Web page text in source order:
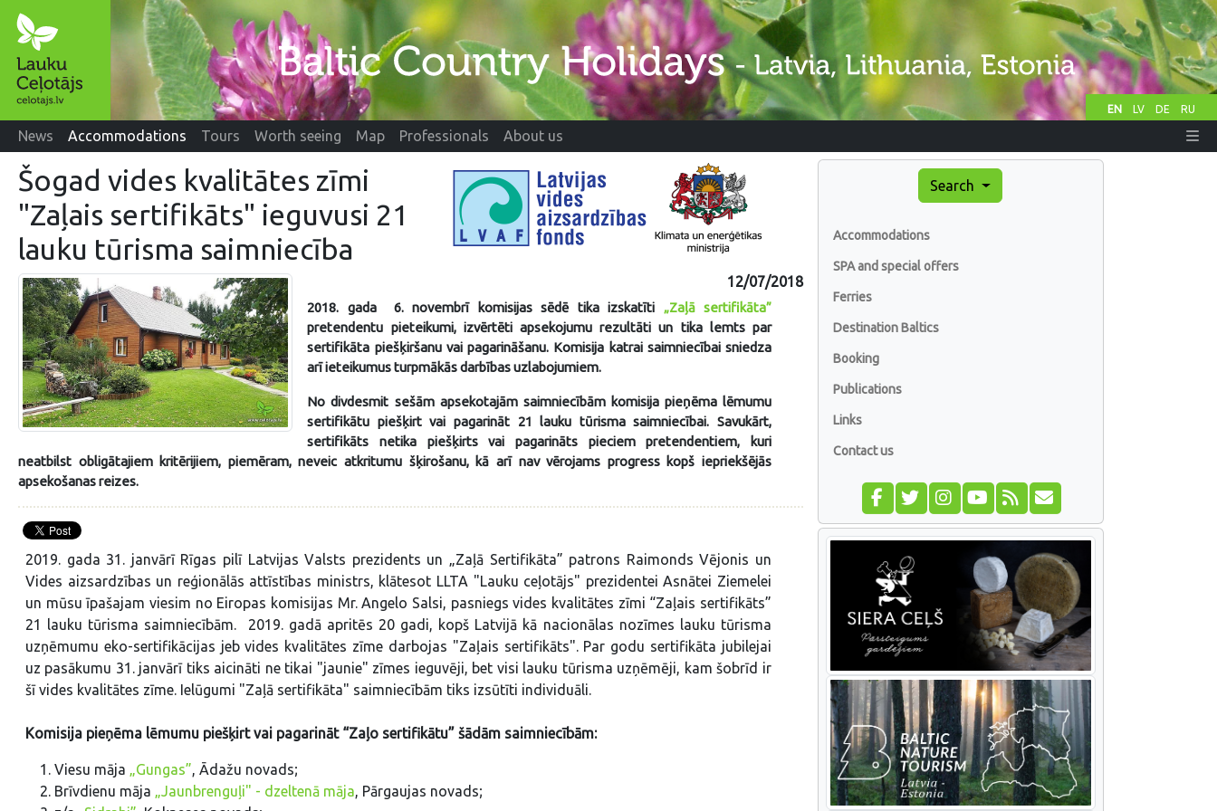
EN LV DE RU
News Accommodations Tours Worth seeing Map Professionals About us
Šogad vides kvalitātes zīmi
"Zaļais sertifikāts" ieguvusi 21
lauku tūrisma saimniecība
12/07/2018
2018. gada 6. novembrī komisijas sēdē tika izskatīti „Zaļā sertifikāta”
pretendentu pieteikumi, izvērtēti apsekojumu rezultāti un tika lemts par
sertifikāta piešķiršanu vai pagarināšanu. Komisija katrai saimniecībai sniedza
arī ieteikumus turpmākās darbības uzlabojumiem.
No divdesmit sešām apsekotajām saimniecībām komisija pieņēma lēmumu
sertifikātu piešķirt vai pagarināt 21 lauku tūrisma saimniecībai. Savukārt,
sertifikāts netika piešķirts vai pagarināts pieciem pretendentiem, kuri
neatbilst obligātajiem kritērijiem, piemēram, neveic atkritumu šķirošanu, kā arī nav vērojams progress kopš iepriekšējās
apsekošanas reizes.
2019. gada 31. janvārī Rīgas pilī Latvijas Valsts prezidents un „Zaļā Sertifikāta” patrons Raimonds Vējonis un
Vides aizsardzības un reģionālās attīstības ministrs, klātesot LLTA "Lauku ceļotājs" prezidentei Asnātei Ziemelei
un mūsu īpašajam viesim no Eiropas komisijas Mr. Angelo Salsi, pasniegs vides kvalitātes zīmi “Zaļais sertifikāts”
21 lauku tūrisma saimniecībām. 2019. gadā apritēs 20 gadi, kopš Latvijā kā nacionālas nozīmes lauku tūrisma
uzņēmumu eko-sertifikācijas jeb vides kvalitātes zīme darbojas "Zaļais sertifikāts". Par godu sertifikāta jubilejai
uz pasākumu 31. janvārī tiks aicināti ne tikai "jaunie" zīmes ieguvēji, bet visi lauku tūrisma uzņēmēji, kam šobrīd ir
šī vides kvalitātes zīme. Ielūgumi "Zaļā sertifikāta" saimniecībām tiks izsūtīti individuāli.
Komisija pieņēma lēmumu piešķirt vai pagarināt “Zaļo sertifikātu” šādām saimniecībām:
Viesu māja „Gungas”, Ādažu novads;
Brīvdienu māja „Jaunbrenguļi" - dzeltenā māja, Pārgaujas novads;
Search
Accommodations
SPA and special offers
Ferries
Destination Baltics
Booking
Publications
Links
Contact us